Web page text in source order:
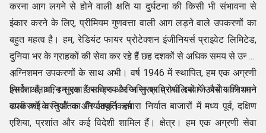
करना आग लगने से होने वाली क्षति या दुर्घटना की किसी भी संभावना से
इंकार करने के लिए, प्रीमियम गुणवत्ता वाली आग लड़ने वाले उपकरणों का
बहुत महत्व है। हम, रेडियंट फायर प्रोटेक्शन इंजीनियर्स प्राइवेट लिमिटेड,
दुनिया भर के ग्राहकों की सेवा कर रहे हैं छह दशकों से अधिक समय से उन्नत
अग्निशमन उपकरणों के साथ अभी। वर्ष 1946 में स्थापित, हम एक अग्रणी
निर्माता हैं, अग्नि सुरक्षा उपकरण और अग्नि प्रतिरोधी दरवाजे जैसे अग्निशमन
उपकरणों के निर्यातक और आपूर्तिकर्ता
।
इसके अलावा, हम एक हैं सक्रिय अग्नि सुरक्षा प्रणालियों में उपयोग की जाने
वाली कई वस्तुओं का निर्यातक। हमारा निर्यात बाजारों में मध्य पूर्व, दक्षिण
एशिया, प्रशांत और कई विदेशी शामिल हैं। क्षेत्र। हम एक अग्रणी सेवा